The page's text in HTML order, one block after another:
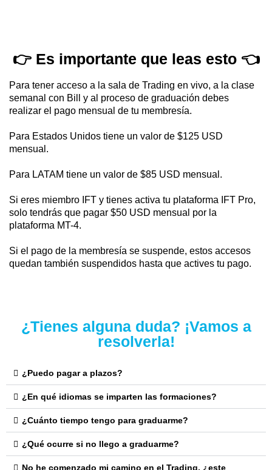
👉 Es importante que leas esto 👈
Para tener acceso a la sala de Trading en vivo, a la clase
semanal con Bill y al proceso de graduación debes
realizar el pago mensual de tu membresía.
Para Estados Unidos tiene un valor de $125 USD
mensual.
Para LATAM tiene un valor de $85 USD mensual.
Si eres miembro IFT y tienes activa tu plataforma IFT Pro,
solo tendrás que pagar $50 USD mensual por la
plataforma MT-4.
Si el pago de la membresía se suspende, estos accesos
quedan también suspendidos hasta que actives tu pago.
¿Tienes alguna duda? ¡Vamos a
resolverla!
¿Puedo pagar a plazos?
¿En qué idiomas se imparten las formaciones?
¿Cuánto tiempo tengo para graduarme?
¿Qué ocurre si no llego a graduarme?
No he comenzado mi camino en el Trading, ¿este